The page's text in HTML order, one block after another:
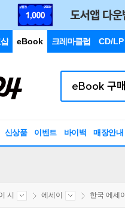
eBook 크레마클럽 CD/LP
신상품 이벤트 바이백 매장안내
시 에세이 한국 에세이